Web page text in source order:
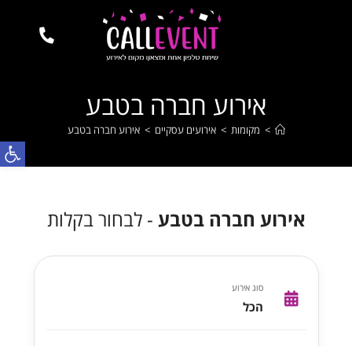
אירוע חברה בטבע
> מקומות > אירועים עסקיים > אירוע חברה בטבע
אירוע חברה בטבע - לבחור בקלות
סוג אירוע
הכל